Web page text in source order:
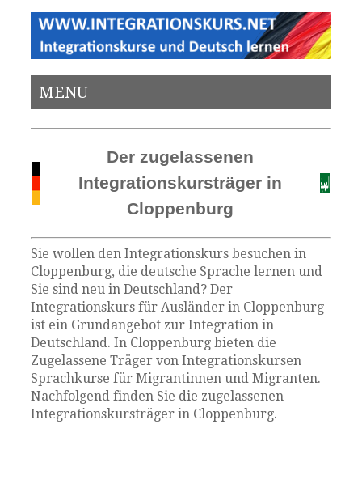
MENU
Der zugelassenen
Integrationskursträger in
Cloppenburg
Sie wollen den Integrationskurs besuchen in
Cloppenburg, die deutsche Sprache lernen und
Sie sind neu in Deutschland? Der
Integrationskurs für Ausländer in Cloppenburg
ist ein Grundangebot zur Integration in
Deutschland. In Cloppenburg bieten die
Zugelassene Träger von Integrationskursen
Sprachkurse für Migrantinnen und Migranten.
Nachfolgend finden Sie die zugelassenen
Integrationskursträger in Cloppenburg.